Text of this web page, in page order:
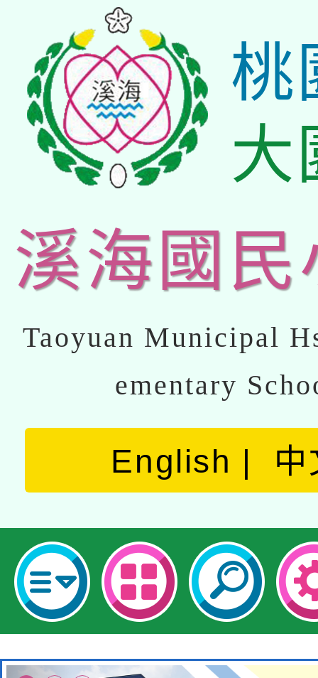
桃
大
溪海國民
Taoyuan Municipal
ementary
English 中